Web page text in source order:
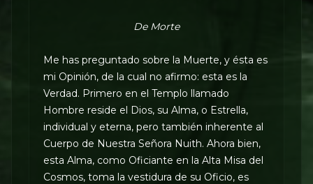
De Morte
Me has preguntado sobre la Muerte, y ésta es
mi Opinión, de la cual no afirmo: esta es la
Verdad. Primero en el Templo llamado
Hombre reside el Dios, su Alma, o Estrella,
individual y eterna, pero también inherente al
Cuerpo de Nuestra Señora Nuith. Ahora bien,
esta Alma, como Oficiante en la Alta Misa del
Cosmos, toma la vestidura de su Oficio, es